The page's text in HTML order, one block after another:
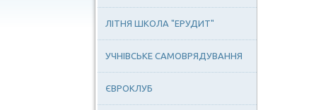
ЛІТНЯ ШКОЛА "ЕРУДИТ"
УЧНІВСЬКЕ САМОВРЯДУВАННЯ
ЄВРОКЛУБ